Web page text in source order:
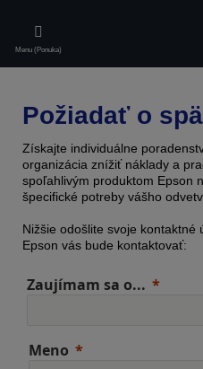
main
content
Menu (Ponuka)
Požiadať o
Získajte individuálne
organizácia znížiť náklady a
spoľahlivým produktom Epson
špecifické potreby vášho
Nižšie odošlite svoje kontaktné
Epson vás bude kontaktovať:
Zaujímam sa o...
Meno